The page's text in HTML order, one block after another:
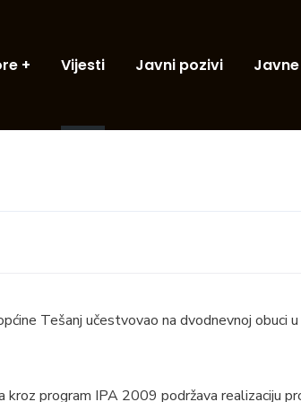
Vijesti Javni pozivi
Tešanj učestvovao na dvodnevnoj obuci
kroz program IPA 2009 podržava realizaciju